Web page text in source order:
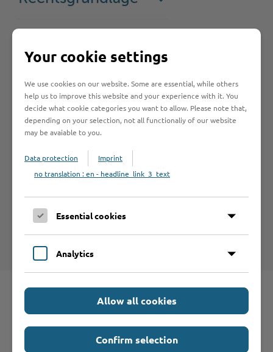
Rechtsbehelf
Hilfe & Kontakt:
Kreis Stormarn - Verkehrslenkung
und allgemeine
Schnelleinstieg
Your cookie settings
We use cookies on our website. Some are essential, while others
help us to improve this website and your experience with it. You
decide what cookie categories you want to allow. Please note that,
depending on your selection, not all functionaliy of our website
may be avaiable to you.
Data protection
Imprint
no translation : en - headline_link_3_text
Essential cookies
Analytics
Allow all cookies
Confirm selection